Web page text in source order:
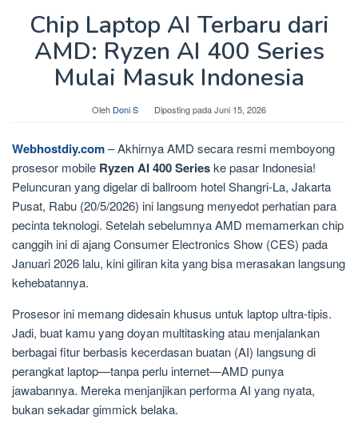
Chip Laptop AI Terbaru dari
AMD: Ryzen AI 400 Series
Mulai Masuk Indonesia
Oleh Doni S Diposting padaJuni 15, 2026
Webhostdiy.com– Akhirnya AMD secara resmi memboyong
prosesor mobile Ryzen AI 400 Serieske pasar Indonesia!
Peluncuran yang digelar di ballroom hotel Shangri-La, Jakarta
Pusat, Rabu (20/5/2026) ini langsung menyedot perhatian para
pecinta teknologi. Setelah sebelumnya AMD memamerkan chip
canggih ini di ajang Consumer Electronics Show (CES) pada
Januari 2026 lalu, kini giliran kita yang bisa merasakan langsung
kehebatannya.
Prosesor ini memang didesain khusus untuk laptop ultra-tipis.
Jadi, buat kamu yang doyan multitasking atau menjalankan
berbagai fitur berbasis kecerdasan buatan (AI) langsung di
perangkat laptop—tanpa perlu internet—AMD punya
jawabannya. Mereka menjanjikan performa AI yang nyata,
bukan sekadar gimmick belaka.